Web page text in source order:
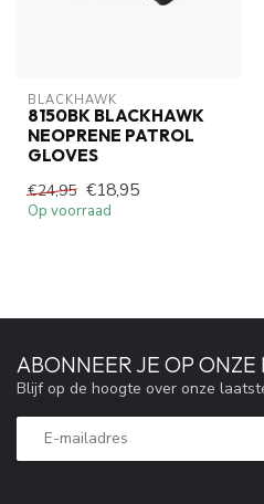
BLACKHAWK
8150BK BLACKHAWK
NEOPRENE PATROL
GLOVES
€24,95 €18,95
Op voorraad
ABONNEER JE OP ONZE
Blijf op de hoogte over onze